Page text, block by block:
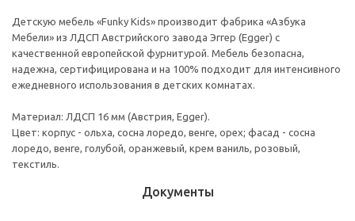
Детскую мебель «Funky Kids» производит фабрика «Азбука
Мебели» из ЛДСП Австрийского завода Эггер (Egger) с
качественной европейской фурнитурой. Мебель безопасна,
надежна, сертифицирована и на 100% подходит для интенсивного
ежедневного использования в детских комнатах.
Материал: ЛДСП 16 мм (Австрия, Egger).
Цвет: корпус - ольха, сосна лоредо, венге, орех; фасад - сосна
лоредо, венге, голубой, оранжевый, крем ваниль, розовый,
текстиль.
Документы